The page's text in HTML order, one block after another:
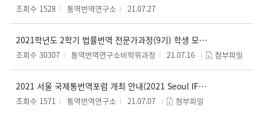
조회수 1528 통역번역연구소 21.07.27
2021학년도 2학기 법률번역 전문가과정(9기) 학생 모집 안내(마감)
조회수 30307 통역번역연구소비학위과정 21.07.16 첨부파일
2021 서울 국제통번역포럼 개최 안내(2021 Seoul IFTI Ethics and Professionalism in Translation and Interpreting)
조회수 1571 통역번역연구소 21.07.07 첨부파일